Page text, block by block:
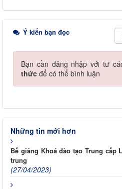
Ý kiến bạn đọc
Bạn cần đăng nhập với tư
thức để có thể bình luận
Những tin mới hơn
Bế giảng Khoá đào tạo Trung cấp
trung
(27/04/2023)